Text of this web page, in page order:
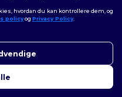
hvordan du kan kontrollere dem, og
policyog Privacy Policy.
kan du kontakte
for at hjælpe.